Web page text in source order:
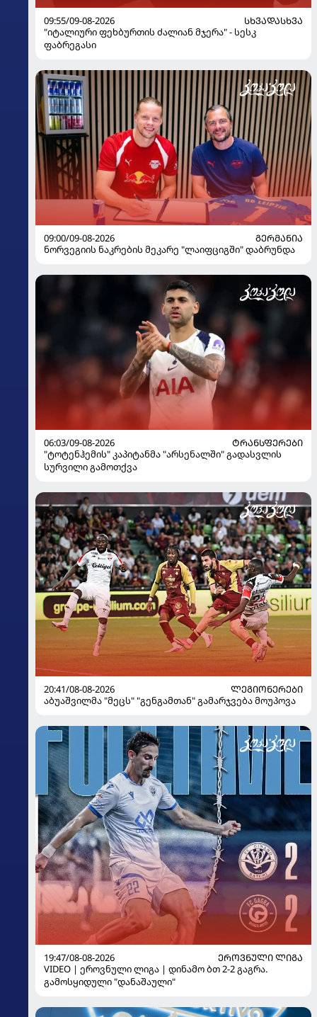
09:55/09-08-2026
ᲡᲮᲕᲐᲓᲐᲡᲮᲕᲐ
"იტალიური ფეხბურთის ძალიან მჯერა" - სესკ
ფაბრეგასი
09:00/09-08-2026
ᲒᲔᲠᲛᲐᲜᲘᲐ
ნორვეგიის ნაკრების მეკარე "ლაიფციგში" დაბრუნდა
06:03/09-08-2026
ᲢᲠᲐᲜᲡᲤᲔᲠᲔᲑᲘ
"ტოტენჰემის" კაპიტანმა "არსენალში" გადასვლის
სურვილი გამოთქვა
20:41/08-08-2026
ᲚᲔᲒᲘᲝᲜᲔᲠᲔᲑᲘ
აბუაშვილმა "მეცს" "გენგამთან" გამარჯვება მოუპოვა
19:47/08-08-2026
ᲔᲠᲝᲕᲜᲣᲚᲘ ᲚᲘᲒᲐ
VIDEO | ეროვნული ლიგა | დინამო ბთ 2-2 გაგრა.
გამოსყიდული "დანაშაული"